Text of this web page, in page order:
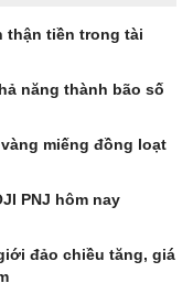
thận tiền trong tài
năng thành bão số
miếng đồng loạt
PNJ hôm nay
đảo chiều tăng, giá